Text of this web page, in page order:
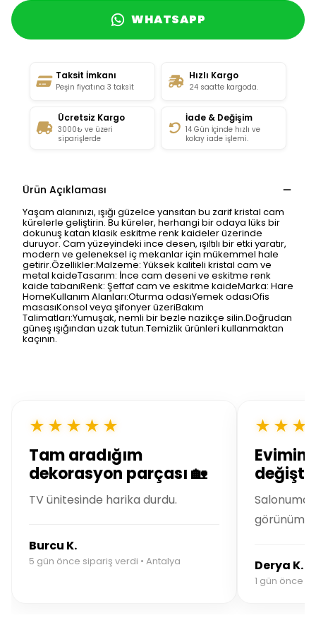
WHATSAPP
Taksit İmkanı
Peşin fiyatına 3 taksit
Hızlı Kargo
24 saatte kargoda.
Ücretsiz Kargo
3000₺ ve üzeri
siparişlerde
İade & Değişim
14 Gün İçinde hızlı ve
kolay iade işlemi.
Ürün Açıklaması
Yaşam alanınızı, ışığı güzelce yansıtan bu zarif kristal cam
kürelerle geliştirin. Bu küreler, herhangi bir odaya lüks bir
dokunuş katan klasik eskitme renk kaideler üzerinde
duruyor. Cam yüzeyindeki ince desen, ışıltılı bir etki yaratır,
modern ve geleneksel iç mekanlar için mükemmel hale
getirir.Özellikler:Malzeme: Yüksek kaliteli kristal cam ve
metal kaideTasarım: İnce cam deseni ve eskitme renk
kaide tabanıRenk: Şeffaf cam ve eskitme kaideMarka: Hare
HomeKullanım Alanları:Oturma odasıYemek odasıOfis
masasıKonsol veya şifonyer üzeriBakım
Talimatları:Yumuşak, nemli bir bezle nazikçe silin.Doğrudan
güneş ışığından uzak tutun.Temizlik ürünleri kullanmaktan
kaçının.
★★★★★
Tam aradığım
dekorasyon parçası 🏡
TV ünitesinde harika durdu.
Burcu K.
5 gün önce sipariş verdi • Antalya
Evimin
Salonuma
görünüm
Derya K.
1 gün önce